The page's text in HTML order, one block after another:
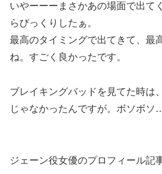
いやーーーまさかあの場面で出て
らびっくりしたぁ。
最高のタイミングで出てきて、最
ね。すごく良かったです。
ブレイキングバッドを見てた時は
じゃなかったんですが。ボソボソ
ジェーン役女優のプロフィール記